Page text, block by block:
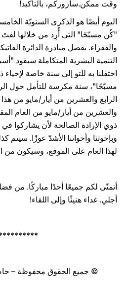
وقت ممكن.سأزوركم، بالتأكيد!
اليوم أيضًا هو الذكرى السنويّة
"كُن مسبّحًا" التي أُرِد من خلالها لفتَ
والفقراء. بفضل مبادرة الدائرة
التنمية البشرية المتكاملة سيقود
احتفلنا به للتو إلى سنة خاصة
مسبّحًا"، سنة مكرسة للتأمل حول
الرابع والعشرين من أيار/مايو من هذا
والعشرين من أيار/مايو من العام
ذوي الإرادة الصالحة لأن يشاركوا في
وبإخوتنا وأخواتنا الأشدّ عوزًا.
لهذا العام على الموقع، وسيكون من
أتمنّى لكم جميعًا أحدًا مباركًا. من
أجلي. غداء هنيئًا وإلى اللقاء!
© جميع الحقوق محفوظة – حاضرة